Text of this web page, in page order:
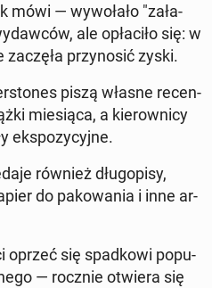
mówi — wy­wo­ła­ło "za­ła­
ale opła­ci­ło się: w
przy­no­sić zyski.
piszą własne re­cen­
mie­sią­ca, a kie­row­ni­cy
eks­po­zy­cyj­ne.
również dłu­go­pi­sy,
do pa­ko­wa­nia i inne ar­
oprzeć się spad­ko­wi po­pu­
— rocznie otwiera się